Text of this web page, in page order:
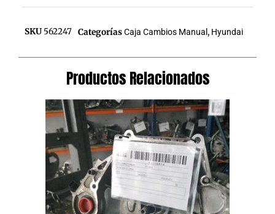
SKU 562247 CategoríasCaja Cambios Manual , Hyundai
Productos Relacionados